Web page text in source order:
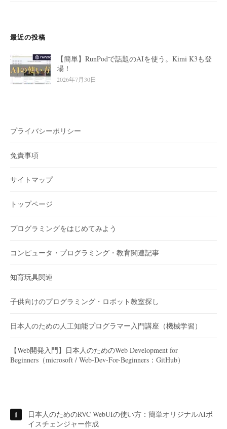
最近の投稿
【簡単】RunPodで話題のAIを使う。Kimi K3も登
場！
2026年7月30日
プライバシーポリシー
免責事項
サイトマップ
トップページ
プログラミングをはじめてみよう
コンピュータ・プログラミング・教育関連記事
知育玩具関連
子供向けのプログラミング・ロボット教室探し
日本人のための人工知能プログラマー入門講座（機械学習）
【Web開発入門】日本人のためのWeb Development for
Beginners（microsoft / Web-Dev-For-Beginners：GitHub）
日本人のためのRVC WebUIの使い方：簡単オリジナルAIボ
イスチェンジャー作成